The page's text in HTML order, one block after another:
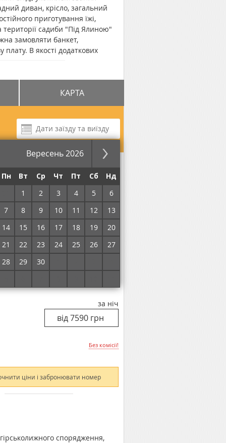
диван, крісло, загальний
приготування їжі,
садиби "Під Ялиною"
замовляти банкет,
В якості додаткових
послуги. На подвір'ї
КАРТА
Вересень 2026
Пн Вт Ср Чт Пт Сб
Нд
1 2 3 4 5
6
7
8 9 10 11 12
13
14
15 16 17 18 19
20
21
22 23 24 25 26
27
28
29 30
за ніч
ціни і забронювати номер
за ніч
Без комісії!
ціни і забронювати номер
спорядження,